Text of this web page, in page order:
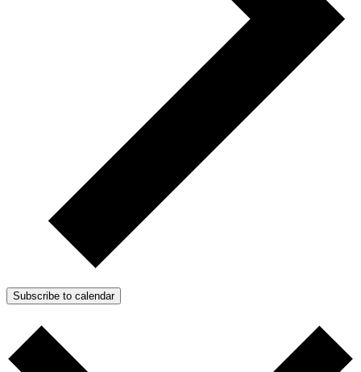
Subscribe to calendar